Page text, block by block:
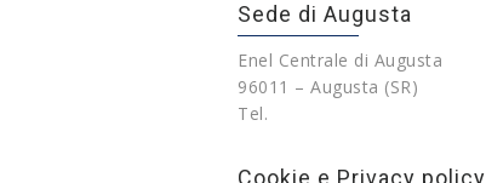
Sede di Augusta
Enel Centrale di Augusta
96011 – Augusta (SR)
Tel.
Cookie e Privacy policy